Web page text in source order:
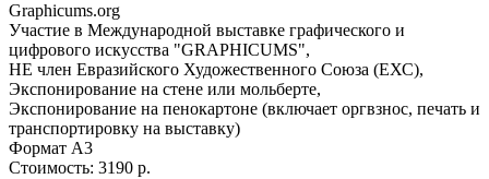
Graphicums.org
Участие в Международной выставке графического и
цифрового искусства "GRAPHICUMS", ​
НЕ член Евразийского Художественного Союза (ЕХС),
Экспонирование на стене или мольберте,
Экспонирование на пенокартоне (включает оргвзнос, печать и
транспортировку на выставку)
Формат А3
Стоимость: 3190 р.